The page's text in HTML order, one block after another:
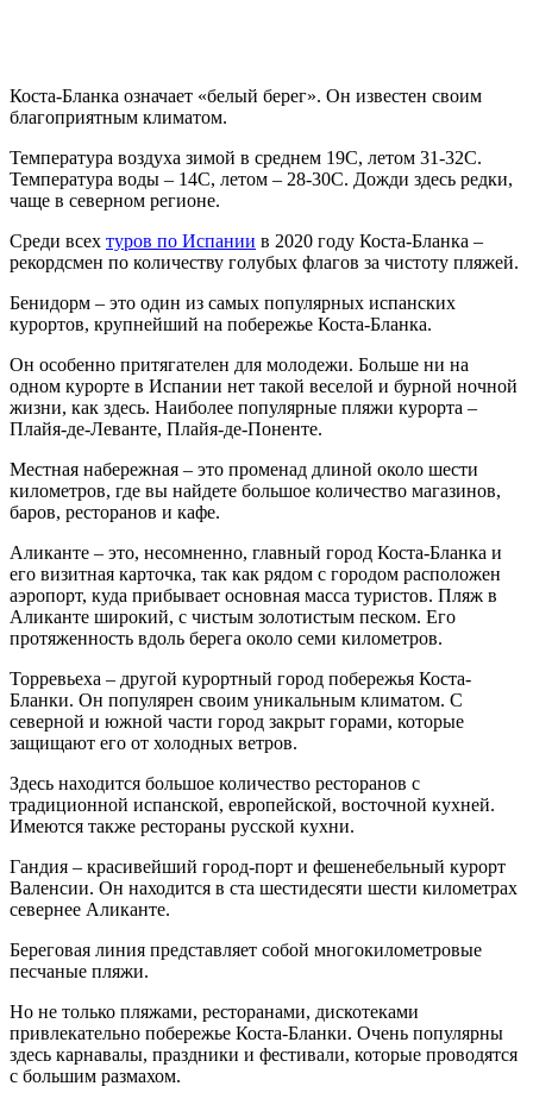
Коста-Бланка означает «белый берег». Он известен своим
благоприятным климатом.
Температура воздуха зимой в среднем 19С, летом 31-32С.
Температура воды – 14С, летом – 28-30С. Дожди здесь редки,
чаще в северном регионе.
Среди всех туров по Испании в 2020 году Коста-Бланка –
рекордсмен по количеству голубых флагов за чистоту пляжей.
Бенидорм – это один из самых популярных испанских
курортов, крупнейший на побережье Коста-Бланка.
Он особенно притягателен для молодежи. Больше ни на
одном курорте в Испании нет такой веселой и бурной ночной
жизни, как здесь. Наиболее популярные пляжи курорта –
Плайя-де-Леванте, Плайя-де-Поненте.
Местная набережная – это променад длиной около шести
километров, где вы найдете большое количество магазинов,
баров, ресторанов и кафе.
Аликанте – это, несомненно, главный город Коста-Бланка и
его визитная карточка, так как рядом с городом расположен
аэропорт, куда прибывает основная масса туристов. Пляж в
Аликанте широкий, с чистым золотистым песком. Его
протяженность вдоль берега около семи километров.
Торревьеха – другой курортный город побережья Коста-
Бланки. Он популярен своим уникальным климатом. С
северной и южной части город закрыт горами, которые
защищают его от холодных ветров.
Здесь находится большое количество ресторанов с
традиционной испанской, европейской, восточной кухней.
Имеются также рестораны русской кухни.
Гандия – красивейший город-порт и фешенебельный курорт
Валенсии. Он находится в ста шестидесяти шести километрах
севернее Аликанте.
Береговая линия представляет собой многокилометровые
песчаные пляжи.
Но не только пляжами, ресторанами, дискотеками
привлекательно побережье Коста-Бланки. Очень популярны
здесь карнавалы, праздники и фестивали, которые проводятся
с большим размахом.